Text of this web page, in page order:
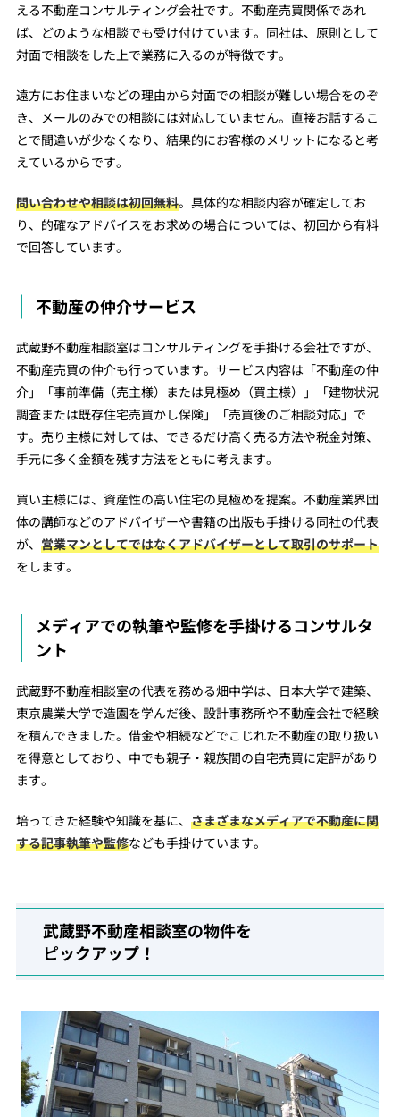
える不動産コンサルティング会社です。不動産売買関係であれ
ば、どのような相談でも受け付けています。同社は、原則として
対面で相談をした上で業務に入るのが特徴です。
遠方にお住まいなどの理由から対面での相談が難しい場合をのぞ
き、メールのみでの相談には対応していません。直接お話するこ
とで間違いが少なくなり、結果的にお客様のメリットになると考
えているからです。
問い合わせや相談は初回無料。具体的な相談内容が確定してお
り、的確なアドバイスをお求めの場合については、初回から有料
で回答しています。
不動産の仲介サービス
武蔵野不動産相談室はコンサルティングを手掛ける会社ですが、
不動産売買の仲介も行っています。サービス内容は「不動産の仲
介」「事前準備（売主様）または見極め（買主様）」「建物状況
調査または既存住宅売買かし保険」「売買後のご相談対応」で
す。売り主様に対しては、できるだけ高く売る方法や税金対策、
手元に多く金額を残す方法をともに考えます。
買い主様には、資産性の高い住宅の見極めを提案。不動産業界団
体の講師などのアドバイザーや書籍の出版も手掛ける同社の代表
が、 営業マンとしてではなくアドバイザーとして取引のサポート
をします。
メディアでの執筆や監修を手掛けるコンサルタ
ント
武蔵野不動産相談室の代表を務める畑中学は、日本大学で建築、
東京農業大学で造園を学んだ後、設計事務所や不動産会社で経験
を積んできました。借金や相続などでこじれた不動産の取り扱い
を得意としており、中でも親子・親族間の自宅売買に定評があり
ます。
培ってきた経験や知識を基に、 さまざまなメディアで不動産に関
する記事執筆や監修なども手掛けています。
武蔵野不動産相談室の物件を
ピックアップ！